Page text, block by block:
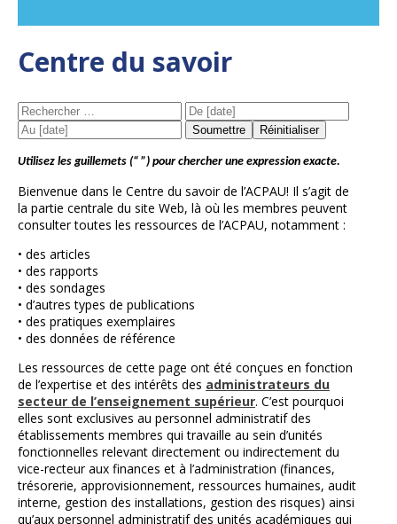
Centre du savoir
Utilisez les guillemets (“ ”) pour chercher une expression exacte.
Bienvenue dans le Centre du savoir de l’ACPAU! Il s’agit de
la partie centrale du site Web, là où les membres peuvent
consulter toutes les ressources de l’ACPAU, notamment :
• des articles
• des rapports
• des sondages
• d’autres types de publications
• des pratiques exemplaires
• des données de référence
Les ressources de cette page ont été conçues en fonction
de l’expertise et des intérêts des administrateurs du
secteur de l’enseignement supérieur. C’est pourquoi
elles sont exclusives au personnel administratif des
établissements membres qui travaille au sein d’unités
fonctionnelles relevant directement ou indirectement du
vice-recteur aux finances et à l’administration (finances,
trésorerie, approvisionnement, ressources humaines, audit
interne, gestion des installations, gestion des risques) ainsi
qu’aux personnel administratif des unités académiques qui